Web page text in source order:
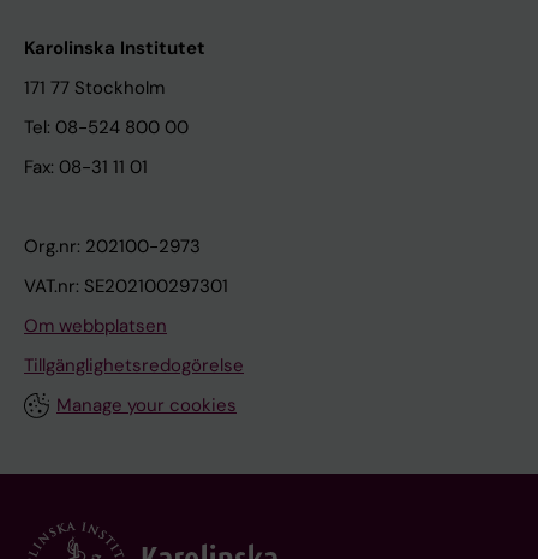
Karolinska Institutet
171 77 Stockholm
Tel: 08-524 800 00
Fax: 08-31 11 01
Org.nr: 202100-2973
VAT.nr: SE202100297301
Om webbplatsen
Tillgänglighetsredogörelse
Manage your cookies